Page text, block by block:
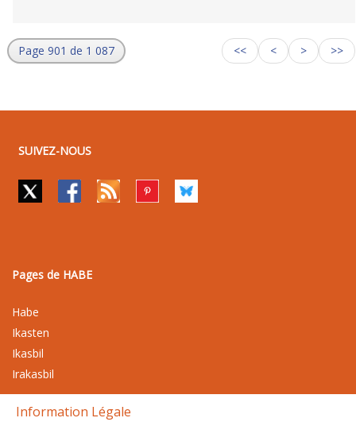
Page 901 de 1 087 << < > >>
SUIVEZ-NOUS
Pages de HABE
Habe
Ikasten
Ikasbil
Irakasbil
Information Légale